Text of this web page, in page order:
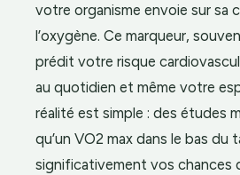
votre organisme envoie sur sa
l’oxygène. Ce marqueur,
prédit votre risque
au quotidien et même votre
réalité est simple : des études
qu’un VO2 max dans le bas du
significativement vos chances